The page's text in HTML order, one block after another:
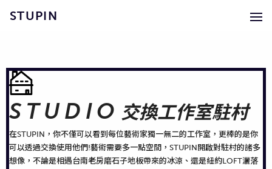
STUPIN
STUDIO 交換工作室駐村
在STUPIN，你不僅可以看到每位藝術家獨一無二的工作室，更棒的是你
可以透過交換使用他們!藝術需要多一點空間，STUPIN開啟對駐村的諸多
想像，不論是相遇台南老房磨石子地板帶來的冰涼、還是紐約LOFT灑落